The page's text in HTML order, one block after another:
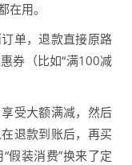
在用。
单，退款直接原路
券（比如“满100减
受大额满减，然后
退款到账后，再买
假装消费”换来了定